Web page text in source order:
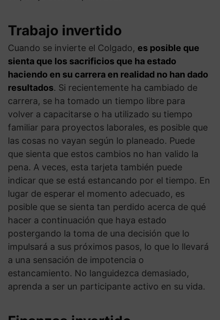
Trabajo invertido
Cuando se invierte el Colgado, es posible que
sienta que los sacrificios que ha estado
haciendo en su carrera en realidad no han dado
resultados. Si recientemente ha cambiado de
carrera, se ha tomado un tiempo libre para
volver a capacitarse o ha utilizado su tiempo
familiar para proyectos laborales, es posible que
las cosas no vayan según lo planeado. Puede
que sienta que estos cambios no han valido la
pena. A veces, esta tarjeta también puede
indicar que se está estancando por el tiempo. En
lugar de esperar el momento adecuado, es
posible que se sienta tan perdido acerca de qué
hacer a continuación que haya estado
postergando la toma de una decisión que lo
impulsará a sus próximos pasos, lo que lo llevará
a una sensación de impotencia o
estancamiento. No languidezca demasiado,
aprenda a ser un participante activo en su vida.